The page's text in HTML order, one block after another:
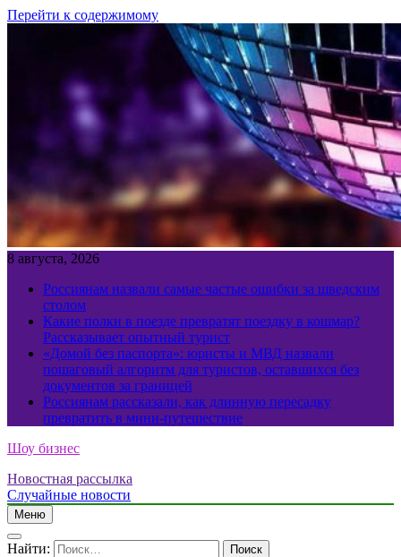
Перейти к содержимому
8 августа, 2026
Россиянам назвали самые частые ошибки за шведским
столом
Какие полки в поезде превратят поездку в кошмар?
Рассказывает опытный турист
«Домой без паспорта»: юристы и МВД назвали
пошаговый алгоритм для туристов, оставшихся без
документов за границей
Россиянам рассказали, как длинную пересадку
превратить в мини-путешествие
Шоу бизнес
Новостная рассылка
Случайные новости
Меню
Найти: